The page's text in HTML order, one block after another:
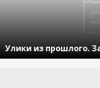
Улики из прошлого.